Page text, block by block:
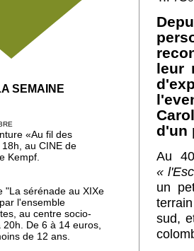
vous : la
dans
Robertsau,
à méditer
aux
de la
SEMAINE
«Au fil des
au CINE de
Kempf.
"La sérénade au XIXe
l'ensemble
au centre socio-
20h. De 6 à 14 euros,
de 12 ans.
leur
d'un
Au
«
un
sud,